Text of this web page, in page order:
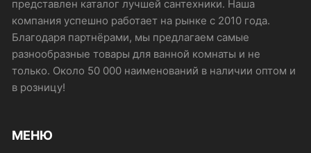
представлен каталог лучшей сантехники. Наша
компания успешно работает на рынке с 2010 года.
Благодаря партнёрами, мы предлагаем самые
разнообразные товары для ванной комнаты и не
только. Около 50 000 наименований в наличии оптом и
в розницу!
МЕНЮ